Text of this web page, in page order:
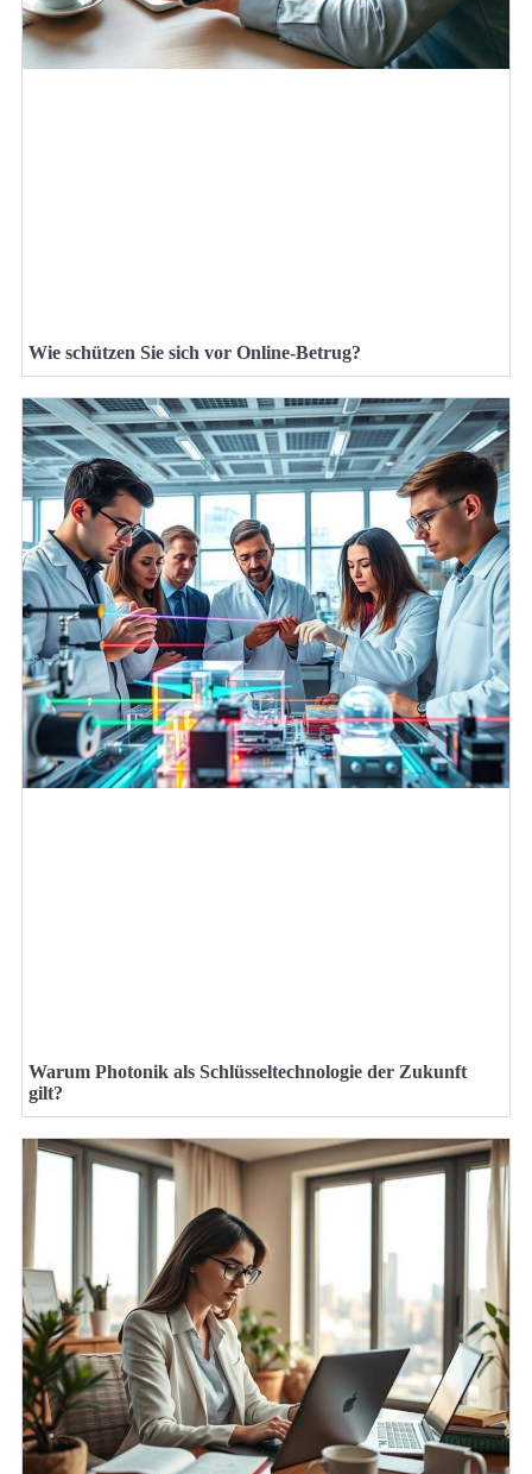
Wie schützen Sie sich vor Online-Betrug?
Warum Photonik als Schlüsseltechnologie der Zukunft
gilt?